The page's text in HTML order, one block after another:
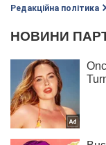
Редакційна політика